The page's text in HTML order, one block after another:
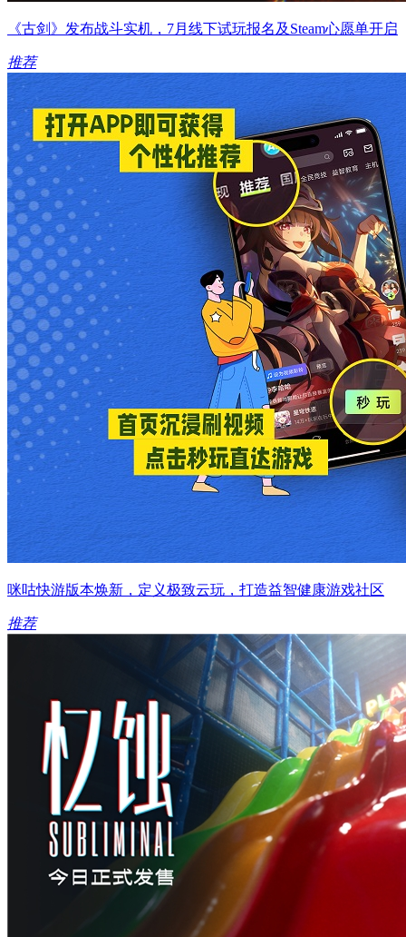
《古剑》发布战斗实机，7月线下试玩报名及Steam心愿单开启
推荐
咪咕快游版本焕新，定义极致云玩，打造益智健康游戏社区
推荐